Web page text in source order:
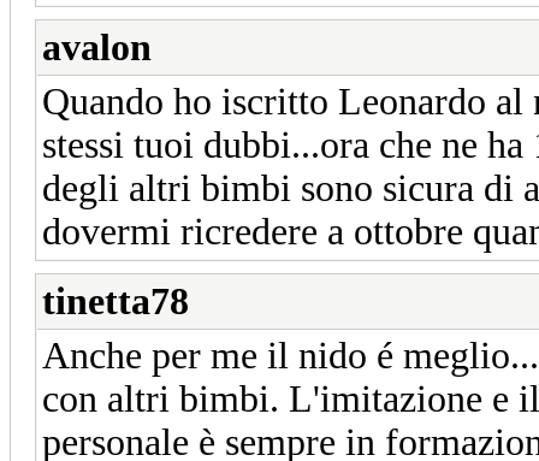
avalon
Quando ho iscritto Leonardo
stessi tuoi dubbi...ora che ne
degli altri bimbi sono sicura di
dovermi ricredere a ottobre
tinetta78
Anche per me il nido é
con altri bimbi. L'imitazione e
personale è sempre in